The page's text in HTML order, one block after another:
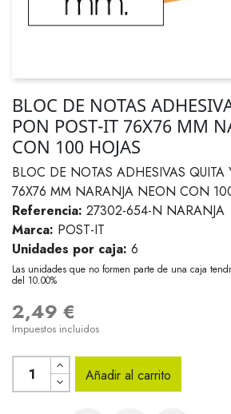
BLOC DE NOTAS
PON POST-IT 76X76 MM
CON 100 HOJAS
BLOC DE NOTAS ADHESIVAS
76X76 MM NARANJA NEON CON
Referencia: 27302-654-N NARANJA
Marca: POST-IT
Unidades por caja: 6
Las unidades que no formen parte de una caja
del 10.00%
2,49 €
Impuestos incluidos
Añadir al carrito